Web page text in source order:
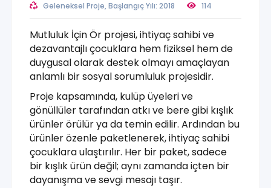
Geleneksel Proje, Başlangıç Yılı: 2018 114
Mutluluk İçin Ör projesi, ihtiyaç sahibi ve
dezavantajlı çocuklara hem fiziksel hem de
duygusal olarak destek olmayı amaçlayan
anlamlı bir sosyal sorumluluk projesidir.
Proje kapsamında, kulüp üyeleri ve
gönüllüler tarafından atkı ve bere gibi kışlık
ürünler örülür ya da temin edilir. Ardından bu
ürünler özenle paketlenerek, ihtiyaç sahibi
çocuklara ulaştırılır. Her bir paket, sadece
bir kışlık ürün değil; aynı zamanda içten bir
dayanışma ve sevgi mesajı taşır.